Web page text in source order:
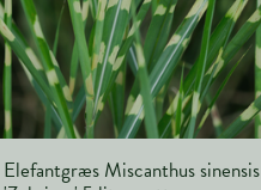
Elefantgræs Miscanthus sinensis